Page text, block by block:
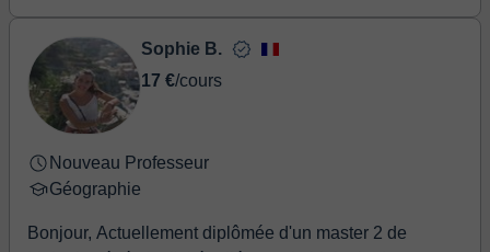
Sophie B.
17 €/cours
Nouveau Professeur
Géographie
Bonjour, Actuellement diplômée d'un master 2 de